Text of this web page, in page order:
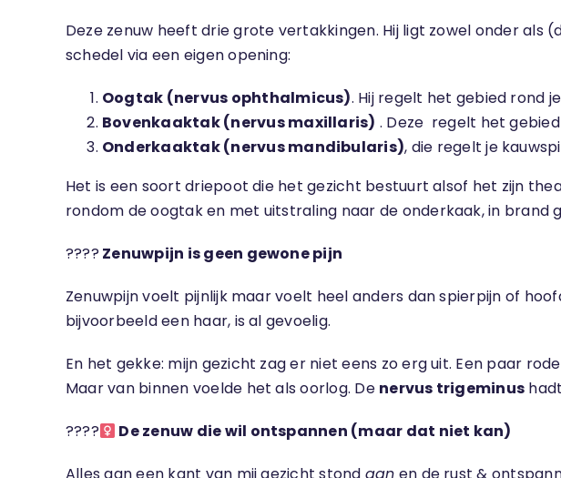
Deze zenuw heeft drie grote vertakkingen. Hij ligt zowel onder
schedel via een eigen opening:
Oogtak (nervus ophthalmicus). Hij regelt het gebied rond
Bovenkaaktak (nervus maxillaris) . Deze regelt het gebied
Onderkaaktak (nervus mandibularis), die regelt je
Het is een soort driepoot die het gezicht bestuurt alsof het zijn
rondom de oogtak en met uitstraling naar de onderkaak, in brand
???? Zenuwpijn is geen gewone pijn
Zenuwpijn voelt pijnlijk maar voelt heel anders dan spierpijn of
bijvoorbeeld een haar, is al gevoelig.
En het gekke: mijn gezicht zag er niet eens zo erg uit. Een paar
Maar van binnen voelde het als oorlog. De nervus trigeminus
????‍ De zenuw die wil ontspannen (maar dat niet kan)